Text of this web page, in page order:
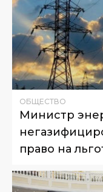
ОБЩЕСТВО
Министр
право на